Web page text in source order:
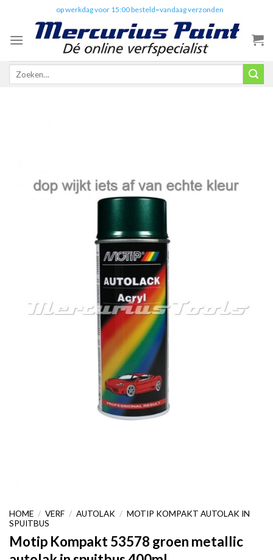
content
op werkdag voor 15:00 besteld=vandaag verzonden
Zoeken
HOME / VERF / AUTOLAK / MOTIP KOMPAKT AUTOLAK IN
SPUITBUS
Motip Kompakt 53578 groen metallic